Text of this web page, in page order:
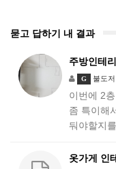
묻고 답하기 내 결과
주방인테
G 불도저
이번에 2
좀 특이해
둬야할지
옷가게 인